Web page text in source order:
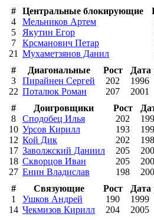
# Центральные блокирующие
4
Мельников Артем
5
Якутин Егор
7
Крсманович Петар
21 Мухаметзянов Данил
#
Диагональные Рост Дата
3
Пирайнен Сергей 202 1996
22 Поталюк Роман 207 2001
#
Доигровщики Рост
8
Сподобец Илья 202
10 Урсов Кирилл 193
12 Кой Дик 202
17 Заволжский Даниил 205
18 Скворцов Иван 205
27 Енин Владислав 198
#
Связующие Рост Дата
1
Ушков Андрей 190 1999
14 Чекмизов Кирилл 204 2005